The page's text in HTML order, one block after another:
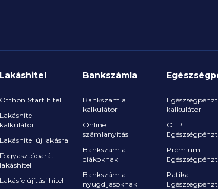
Lakáshitel
Otthon Start hitel
Lakáshitel
kalkulátor
Lakáshitel új lakásra
Fogyasztóbarát
lakáshitel
Lakásfelújítási hitel
Bankszámla
Bankszámla
kalkulátor
Online
számlanyitás
Bankszámla
diákoknak
Bankszámla
nyugdíjasoknak
kalkulátor
OTP
Prémium
Patika